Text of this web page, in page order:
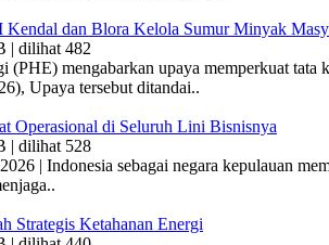
dan Blora Kelola Sumur Minyak
| dilihat 482
(PHE) mengabarkan upaya memperkuat
Upaya tersebut ditandai..
Operasional di Seluruh Lini Bisnisnya
| dilihat 528
| Indonesia sebagai negara kepulauan
Strategis Ketahanan Energi